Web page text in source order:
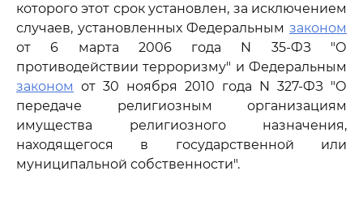
которого этот срок установлен, за исключением
случаев, установленных Федеральным законом
от 6 марта 2006 года N 35-ФЗ "О
противодействии терроризму" и Федеральным
законом от 30 ноября 2010 года N 327-ФЗ "О
передаче религиозным организациям
имущества религиозного назначения,
находящегося в государственной или
муниципальной собственности".